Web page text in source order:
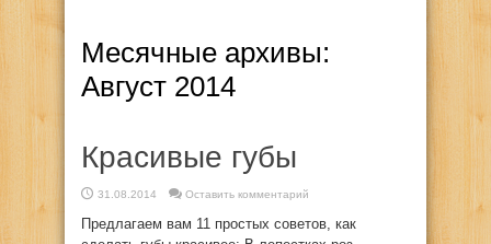
Месячные архивы:
Август 2014
Красивые губы
31.08.2014 Оставить комментарий
Предлагаем вам 11 простых советов, как